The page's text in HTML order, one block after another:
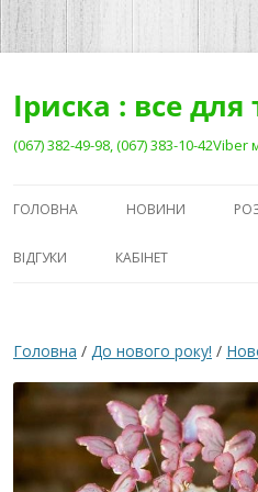
Перейти
Іриска : все
(067) 382-49-98, (067) 383-10-
ГОЛОВНА НОВИНИ
ВІДГУКИ КАБІНЕТ
Головна / До нового року! /